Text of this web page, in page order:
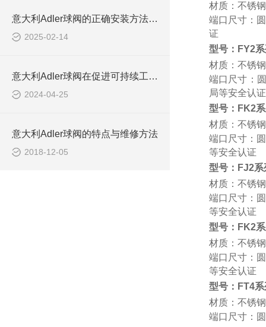
意大利Adler球阀的正确安装方法与注意事项
2025-02-14
意大利Adler球阀在促进可持续工业实践中的角色
2024-04-25
意大利Adler球阀的特点与维修方法
2018-12-05
材质：不锈
端口尺寸：
证
型号：FY2
材质：不锈
端口尺寸：
局等安全认证
型号：FK2
材质：不锈
端口尺寸：
等安全认证
型号：FJ2系
材质：不锈
端口尺寸：
等安全认证
型号：FK2
材质：不锈
端口尺寸：
等安全认证
型号：FT4系
材质：不锈
端口尺寸：